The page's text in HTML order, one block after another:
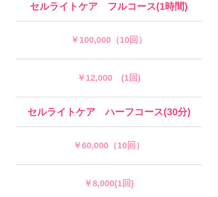
セルライトケア フルコース(1時間)
￥100,000（10回）
￥12,000 (1回)
セルライトケア ハーフコース(30分)
￥60,000（10回）
￥8,000(1回)